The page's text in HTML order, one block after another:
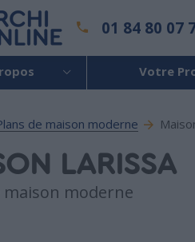
01 84 80 07
Votre
de maison moderne
LARISSA
maison moderne